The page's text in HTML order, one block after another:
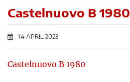
Castelnuovo B 1980
14 APRIL 2023
Castelnuovo B 1980